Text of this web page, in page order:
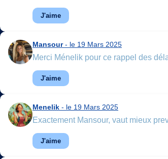
J'aime
Mansour- le 19 Mars 2025
Merci Ménelik pour ce rappel des
J'aime
Menelik - le 19 Mars 2025
Exactement Mansour, vaut mieux
J'aime